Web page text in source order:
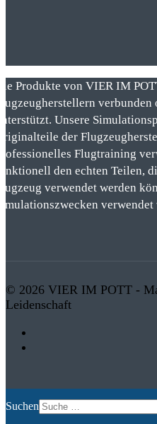
Produkte von VIER IM
verbunden
Unsere
der
Flugtraining
den echten Teilen,
verwendet werden
verwendet
© 2026 VIER IM POTT -
Leidenschaft
Suchen